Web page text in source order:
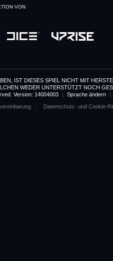
VON
IST DIESES SPIEL NICHT MIT
WEDER UNTERSTÜTZT NOCH
Version: 14004003
| Sprache ändern
|
Datenschutz- und Cookie-